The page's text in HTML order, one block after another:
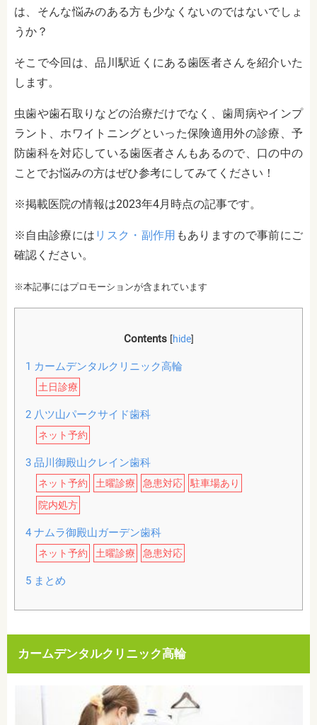
は、そんな悩みのある方も少なくないのではないでしょ
うか？
そこで今回は、品川駅近くにある歯医者さんを紹介いた
します。
虫歯や歯石取りなどの治療だけでなく、歯周病やインプ
ラント、ホワイトニングといった保険適用外の診療、予
防歯科を対応している歯医者さんもあるので、口の中の
ことでお悩みの方はぜひ参考にしてみてください！
※掲載医院の情報は2023年4月時点の記事です。
※自由診療には リスク・副作用 もありますので事前にご
確認ください。
※本記事にはプロモーションが含まれています
Contents [hide]
1 カームデンタルクリニック高輪
土日診療
2八ツ山パークサイド歯科
ネット予約
3品川御殿山クレイン歯科
ネット予約 土曜診療 急患対応
駐車場あり
院内処方
4ナムラ御殿山ガーデン歯科
ネット予約 土曜診療 急患対応
5まとめ
カームデンタルクリニック高輪